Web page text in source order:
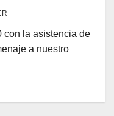
con la asistencia de
a nuestro